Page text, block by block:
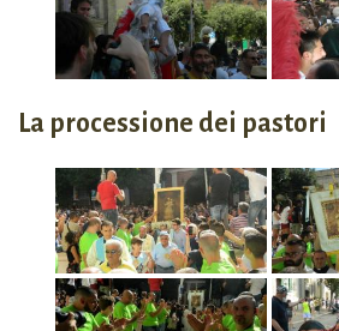
La processione dei pastori